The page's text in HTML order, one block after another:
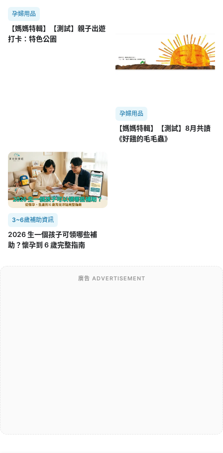
孕婦用品
【媽媽特輯】【測試】親子出遊
打卡：特色公園
孕婦用品
【媽媽特輯】【測試】8月共讀
《好餓的毛毛蟲》
3~6歲補助資訊
2026 生一個孩子可領哪些補
助？懷孕到 6 歲完整指南
廣告 ADVERTISEMENT